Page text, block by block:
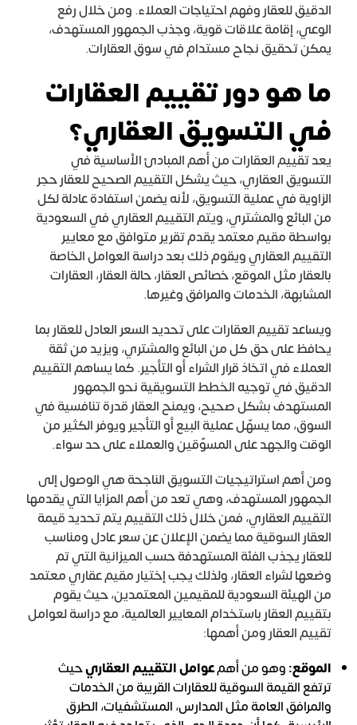
الدقيق للعقار وفهم احتياجات العملاء. ومن خلال رفع
الوعي، إقامة علاقات قوية، وجذب الجمهور المستهدف،
يمكن تحقيق نجاح مستدام في سوق العقارات.
ما هو دور تقييم العقارات
في التسويق العقاري؟
يعد تقييم العقارات من أهم المبادئ الأساسية في
التسويق العقاري، حيث يشكل التقييم الصحيح للعقار حجر
الزاوية في عملية التسويق، لأنه يضمن استفادة عادلة لكل
من البائع والمشتري، ويتم التقييم العقاري في السعودية
بواسطة مقيم معتمد يقدم تقرير متوافق مع معايير
التقييم العقاري ويقوم ذلك بعد دراسة العوامل الخاصة
بالعقار مثل الموقع، خصائص العقار، حالة العقار، العقارات
المشابهة، الخدمات والمرافق وغيرها.
ويساعد تقييم العقارات على تحديد السعر العادل للعقار بما
يحافظ على حق كل من البائع والمشتري، ويزيد من ثقة
العملاء في اتخاذ قرار الشراء أو التأجير. كما يساهم التقييم
الدقيق في توجيه الخطط التسويقية نحو الجمهور
المستهدف بشكل صحيح، ويمنح العقار قدرة تنافسية في
السوق، مما يسهّل عملية البيع أو التأجير ويوفر الكثير من
الوقت والجهد على المسوّقين والعملاء على حد سواء.
ومن أهم استراتيجيات التسويق الناجحة هي الوصول إلى
الجمهور المستهدف، وهي تعد من أهم المزايا التي يقدمها
التقييم العقاري، فمن خلال ذلك التقييم يتم تحديد قيمة
العقار السوقية مما يضمن الإعلان عن سعر عادل ومناسب
للعقار يجذب الفئة المستهدفة حسب الميزانية التي تم
وضعها لشراء العقار، ولذلك يجب إختيار مقيم عقاري معتمد
من الهيئة السعودية للمقيمين المعتمدين، حيث يقوم
بتقييم العقار باستخدام المعايير العالمية، مع دراسة لعوامل
تقييم العقار ومن أهمها:
الموقع:وهو من أهمعوامل التقييم العقاريحيث
ترتفع القيمة السوقية للعقارات القريبة من الخدمات
والمرافق العامة مثل المدارس، المستشفيات، الطرق